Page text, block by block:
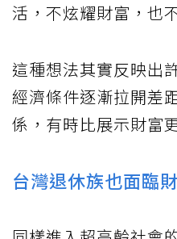
活，不炫耀財富，也
這種想法其實反映出
經濟條件逐漸拉開差
係，有時比展示財富
台灣退休族也面臨